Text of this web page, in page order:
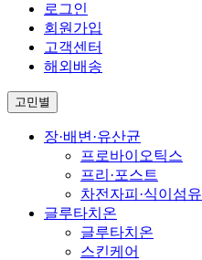
로그인
회원가입
고객센터
해외배송
고민별
장·배변·유산균
프로바이오틱스
프리·포스트
차전자피·식이섬유
글루타치온
글루타치온
스킨케어